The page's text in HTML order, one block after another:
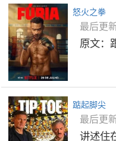
怒火之拳
最后更
原文：
踮起脚尖
最后更
讲述住